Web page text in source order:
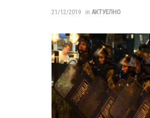
21/12/2019 in АКТУЕЛНО